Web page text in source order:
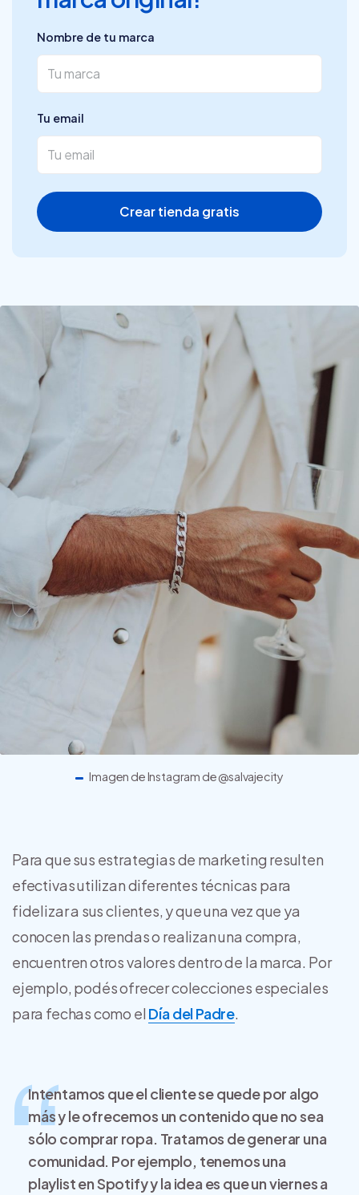
Nombre de tu marca
Tu email
Crear tienda gratis
Imagen de Instagram de @salvajecity
Para que sus estrategias de marketing resulten
efectivas utilizan diferentes técnicas para
fidelizar a sus clientes, y que una vez que ya
conocen las prendas o realizan una compra,
encuentren otros valores dentro de la marca. Por
ejemplo, podés ofrecer colecciones especiales
para fechas como el Día del Padre
Intentamos que el cliente se quede por algo
más y le ofrecemos un contenido que no sea
sólo comprar ropa. Tratamos de generar una
comunidad. Por ejemplo, tenemos una
playlist en Spotify y la idea es que un viernes a